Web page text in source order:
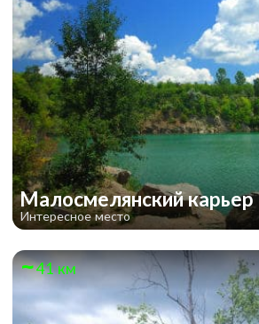
Малосмелянский карьер
Интересное место
41 км